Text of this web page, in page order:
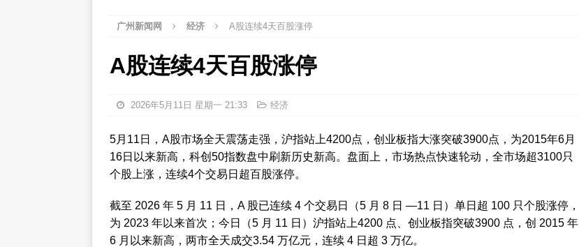
广州新闻网 经济 A股连续4天百股涨停
A股连续4天百股涨停
2026年5月11日 星期一 21:33 经济
5月11日，A股市场全天震荡走强，沪指站上4200点，创业板指大涨突破3900点，为2015年6月
16日以来新高，科创50指数盘中刷新历史新高。盘面上，市场热点快速轮动，全市场超3100只
个股上涨，连续4个交易日超百股涨停。‌‌
截至 2026 年 5 月 11 日，A 股已连续 4 个交易日（5 月 8 日 —11 日）单日超 100 只个股涨停，
为 2023 年以来首次；今日（5 月 11 日）沪指站上4200 点、创业板指突破3900 点，创 2015 年
6 月以来新高，两市全天成交3.54 万亿元，连续 4 日超 3 万亿。